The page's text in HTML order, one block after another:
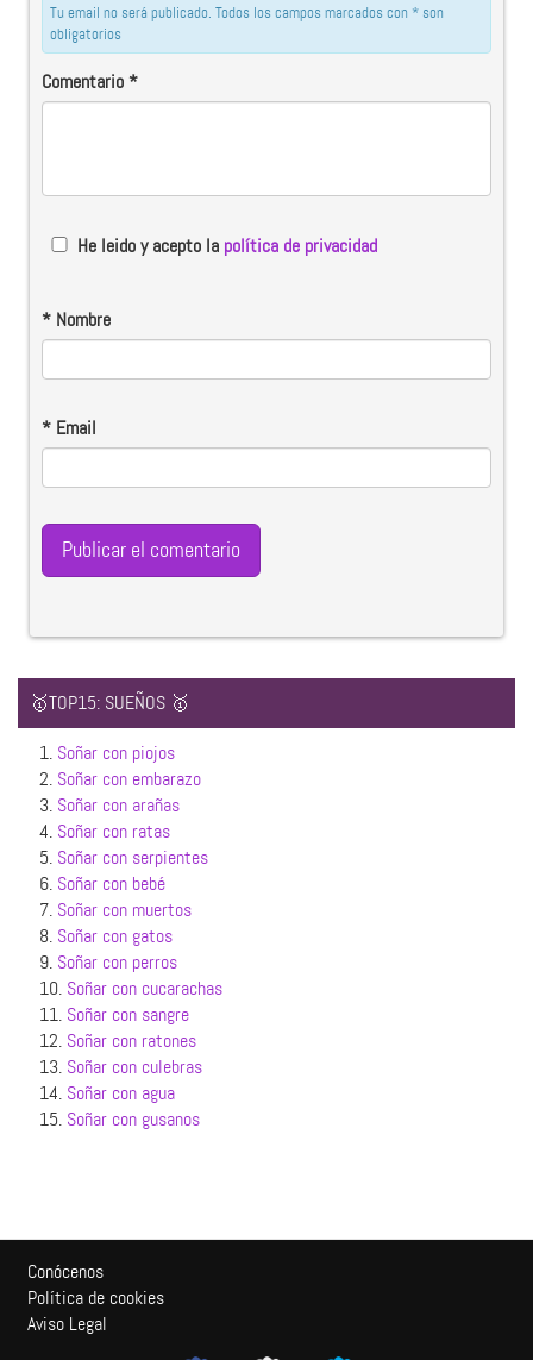
Tu email no será publicado. Todos los campos marcados con * son
obligatorios
Comentario*
He leido y acepto la política de privacidad
* Nombre
* Email
🥇TOP15: SUEÑOS 🥇
1. Soñar con piojos
2. Soñar con embarazo
3. Soñar con arañas
4. Soñar con ratas
5. Soñar con serpientes
6. Soñar con bebé
7. Soñar con muertos
8. Soñar con gatos
9. Soñar con perros
10. Soñar con cucarachas
11. Soñar con sangre
12. Soñar con ratones
13. Soñar con culebras
14. Soñar con agua
15. Soñar con gusanos
Conócenos
Política de cookies
Aviso Legal